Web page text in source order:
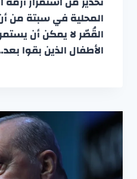
المحلية في سبتة من
القُصّر لا يمكن أن
الأطفال الذين بقوا